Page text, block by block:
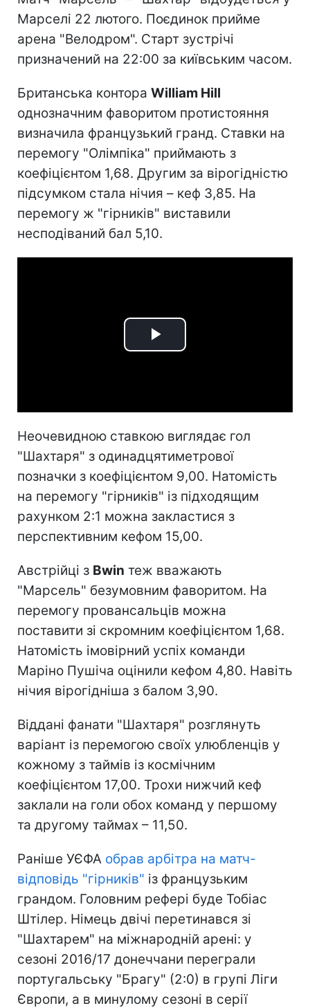
Марселі 22 лютого. Поєдинок прийме
арена "Велодром". Старт зустрічі
призначений на 22:00 за київським часом.
Британська контора William Hill
однозначним фаворитом протистояння
визначила французький гранд. Ставки на
перемогу "Олімпіка" приймають з
коефіцієнтом 1,68. Другим за вірогідністю
підсумком стала нічия – кеф 3,85. На
перемогу ж "гірників" виставили
несподіваний бал 5,10.
Play
Неочевидною ставкою виглядає гол
"Шахтаря" з одинадцятиметрової
позначки з коефіцієнтом 9,00. Натомість
на перемогу "гірників" із підходящим
рахунком 2:1 можна закластися з
перспективним кефом 15,00.
Австрійці з Bwin теж вважають
"Марсель" безумовним фаворитом. На
перемогу провансальців можна
поставити зі скромним коефіцієнтом 1,68.
Натомість імовірний успіх команди
Маріно Пушіча оцінили кефом 4,80. Навіть
нічия вірогідніша з балом 3,90.
Віддані фанати "Шахтаря" розглянуть
варіант із перемогою своїх улюбленців у
кожному з таймів із космічним
коефіцієнтом 17,00. Трохи нижчий кеф
заклали на голи обох команд у першому
та другому таймах – 11,50.
Раніше УЄФА обрав арбітра на матч-
відповідь "гірників" із французьким
грандом. Головним рефері буде Тобіас
Штілер. Німець двічі перетинався зі
"Шахтарем" на міжнародній арені: у
сезоні 2016/17 донеччани переграли
португальську "Брагу" (2:0) в групі Ліги
Європи, а в минулому сезоні в серії